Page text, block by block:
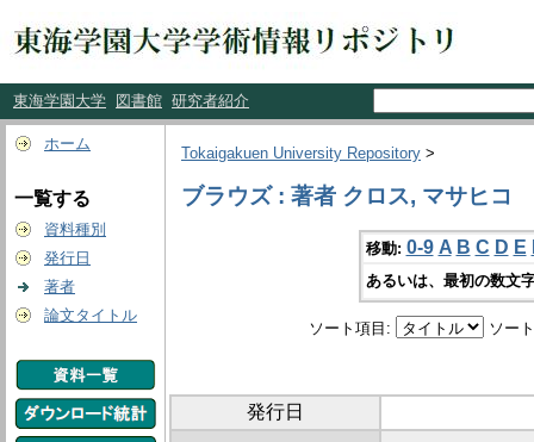
東海学園大学 図書館 研究者紹介
ホーム
一覧する
資料種別
発行日
著者
論文タイトル
Tokaigakuen University Repository >
ブラウズ : 著者 クロス, マサヒコ
移動: 0-9 A B C D E
あるいは、最初の数文
ソート項目: ソー
発行日